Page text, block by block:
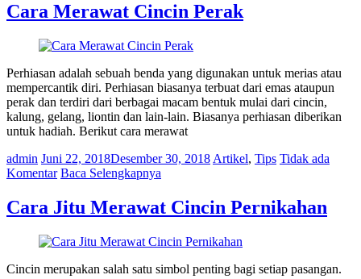
Cara Merawat Cincin Perak
Perhiasan adalah sebuah benda yang digunakan untuk merias atau
mempercantik diri. Perhiasan biasanya terbuat dari emas ataupun
perak dan terdiri dari berbagai macam bentuk mulai dari cincin,
kalung, gelang, liontin dan lain-lain. Biasanya perhiasan diberikan
untuk hadiah. Berikut cara merawat
admin Juni 22, 2018Desember 30, 2018 Artikel, Tips Tidak ada
Komentar Baca Selengkapnya
Cara Jitu Merawat Cincin Pernikahan
Cincin merupakan salah satu simbol penting bagi setiap pasangan.